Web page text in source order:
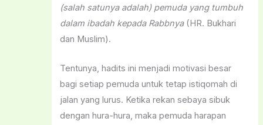
(salah satunya adalah) pemuda yang tumbuh
dalam ibadah kepada Rabbnya(HR. Bukhari
dan Muslim).
Tentunya, hadits ini menjadi motivasi besar
bagi setiap pemuda untuk tetap istiqomah di
jalan yang lurus. Ketika rekan sebaya sibuk
dengan hura-hura, maka pemuda harapan